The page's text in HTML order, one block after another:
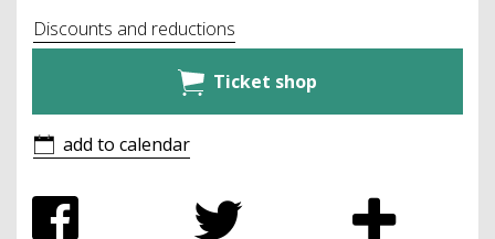
Discounts and reductions
Ticket shop
add to calendar